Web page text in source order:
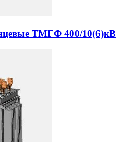
ТМГФ 400/10(6)кВ